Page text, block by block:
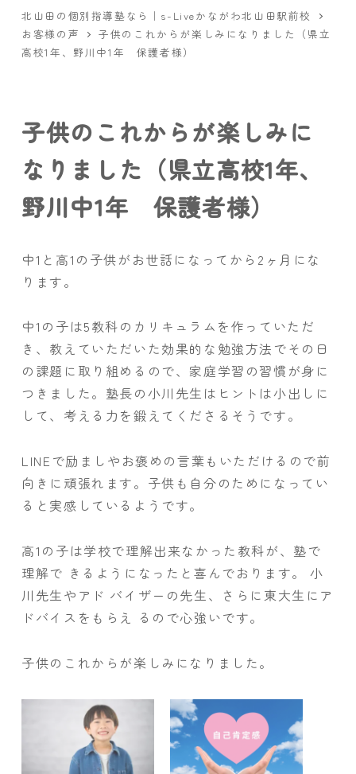
北山田の個別指導塾なら｜s-Liveかながわ北山田駅前校
お客様の声
子供のこれからが楽しみになりました（県立
高校1年、野川中1年 保護者様）
子供のこれからが楽しみに
なりました（県立高校1年、
野川中1年 保護者様）
中1と高1の子供がお世話になってから2ヶ月にな
ります。
中1の子は5教科のカリキュラムを作っていただ
き、教えていただいた効果的な勉強方法でその日
の課題に取り組めるので、家庭学習の習慣が身に
つきました。塾長の小川先生はヒントは小出しに
して、考える力を鍛えてくださるそうです。
LINEで励ましやお褒めの言葉もいただけるので前
向きに頑張れます。子供も自分のためになってい
ると実感しているようです。
高1の子は学校で理解出来なかった教科が、塾で
理解で きるようになったと喜んでおります。 小
川先生やアド バイザーの先生、さらに東大生にア
ドバイスをもらえ るので心強いです。
子供のこれからが楽しみになりました。